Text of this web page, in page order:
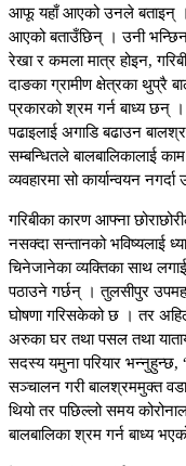
आफू यहाँ आएको उनले बताइन् ।
आएको बताउँछिन् । उनी
रेखा र कमला मात्र होइन,
दाङका ग्रामीण क्षेत्रका थुप्रै
प्रकारको श्रम गर्न बाध्य छन्
पढाइलाई अगाडि बढाउन
सम्बन्धितले बालबालिकालाई
व्यवहारमा सो कार्यान्वयन
गरिबीका कारण आफ्ना
नसक्दा सन्तानको भविष्यलाई
चिनेजानेका व्यक्तिका साथ
पठाउने गर्छन् । तुलसीपुर
घोषणा गरिसकेको छ । तर
अरुका घर तथा पसल तथा
सदस्य यमुना परियार भन्नुहुन्छ,
सञ्चालन गरी बालश्रममुक्त
थियो तर पछिल्लो समय
बालबालिका श्रम गर्न बाध्य